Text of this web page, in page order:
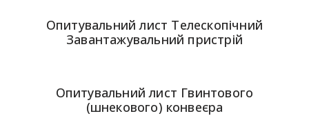
Опитувальний лист Телескопічний
Завантажувальний пристрій
Опитувальний лист Гвинтового
(шнекового) конвеєра